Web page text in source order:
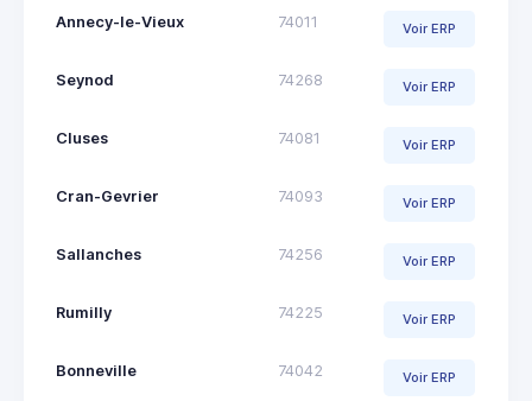
Annecy-le-Vieux 74011 Voir ERP
Seynod 74268 Voir ERP
Cluses 74081 Voir ERP
Cran-Gevrier 74093 Voir ERP
Sallanches 74256 Voir ERP
Rumilly 74225 Voir ERP
Bonneville 74042 Voir ERP